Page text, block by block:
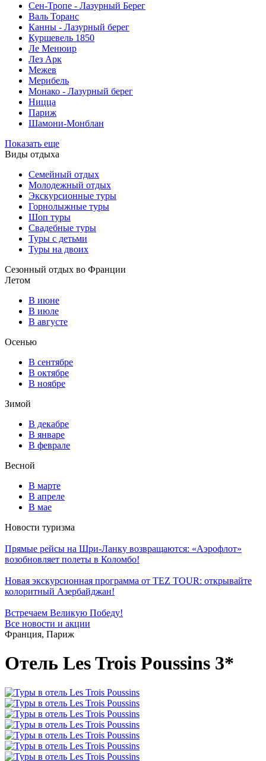
Cен-Тропе - Лазурный Берег
Валь Торанс
Канны - Лазурный берег
Куршевель 1850
Ле Менюир
Лез Арк
Межев
Мерибель
Монако - Лазурный берег
Ницца
Париж
Шамони-Монблан
Показать еще
Виды отдыха
Семейный отдых
Молодежный отдых
Экскурсионные туры
Горнолыжные туры
Шоп туры
Свадебные туры
Туры с детьми
Туры на двоих
Сезонный отдых во Франции
Летом
В июне
В июле
В августе
Осенью
В сентябре
В октябре
В ноябре
Зимой
В декабре
В январе
В феврале
Весной
В марте
В апреле
В мае
Новости туризма
Прямые рейсы на Шри-Ланку возвращаются: «Аэрофлот»
возобновляет полеты в Коломбо!
Новая экскурсионная программа от TEZ TOUR: открывайте
колоритный Азербайджан!
Встречаем Великую Победу!
Все новости и акции
Франция, Париж
Отель Les Trois Poussins 3*